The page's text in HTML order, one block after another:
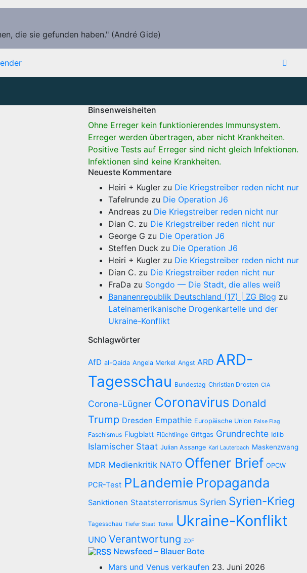
die sie gefunden haben." (André Gide)
Binsenweisheiten
Ohne Erreger kein funktionierendes Immunsystem.
Erreger werden übertragen, aber nicht Krankheiten.
Positive Tests auf Erreger sind nicht gleich Infektionen.
Infektionen sind keine Krankheiten.
Neueste Kommentare
Heiri + Kugler zu Die Kriegstreiber reden nicht nur
Tafelrunde zu Die Operation J6
Andreas zu Die Kriegstreiber reden nicht nur
Dian C. zu Die Kriegstreiber reden nicht nur
George G zu Die Operation J6
Steffen Duck zu Die Operation J6
Heiri + Kugler zu Die Kriegstreiber reden nicht nur
Dian C. zu Die Kriegstreiber reden nicht nur
FraDa zu Songdo — Die Stadt, die alles weiß
Bananenrepublik Deutschland (17) | ZG Blog zu
Lateinamerikanische Drogenkartelle und der
Ukraine-Konflikt
Schlagwörter
AfD al-Qaida Angela Merkel Angst ARD ARD-
Tagesschau Bundestag Christian Drosten CIA
Corona-Lügner Coronavirus Donald
Trump Dresden Empathie Europäische Union False Flag
Faschismus Flugblatt Flüchtlinge Giftgas Grundrechte Idlib
Islamischer Staat Julian Assange Karl Lauterbach Maskenzwang
MDR Medienkritik NATO Offener Brief OPCW
PCR-Test PLandemie Propaganda
Sanktionen Staatsterrorismus Syrien Syrien-Krieg
Tagesschau Tiefer Staat Türkei Ukraine-Konflikt
UNO Verantwortung ZDF
Newsfeed – Blauer Bote
Mars und Venus verkaufen 23. Juni 2026